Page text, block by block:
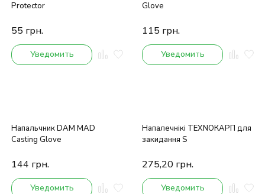
Protector
55 грн.
Уведомить
Glove
115 грн.
Уведомить
Напальчник DAM MAD
Casting Glove
144 грн.
Уведомить
Напалечнікі ТЕХNОКАРП для
закидання S
275,20 грн.
Уведомить